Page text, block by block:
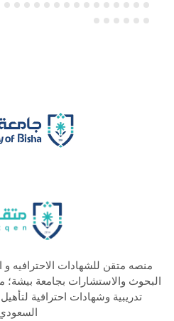
منصه متقن للشهادات الاحترافيه و
البحوث والاستشارات بجامعة بيشة؛
تدريبية وشهادات احترافية